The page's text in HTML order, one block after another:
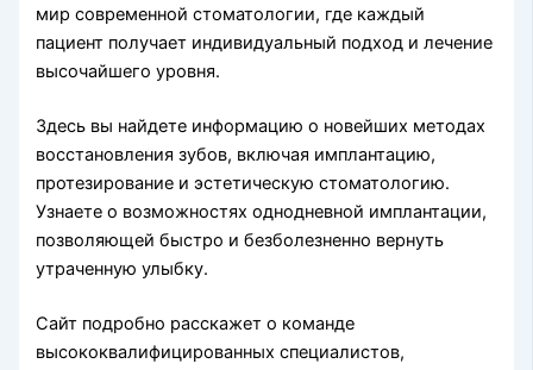
мир современной стоматологии, где каждый
пациент получает индивидуальный подход и лечение
высочайшего уровня.
Здесь вы найдете информацию о новейших методах
восстановления зубов, включая имплантацию,
протезирование и эстетическую стоматологию.
Узнаете о возможностях однодневной имплантации,
позволяющей быстро и безболезненно вернуть
утраченную улыбку.
Сайт подробно расскажет о команде
высококвалифицированных специалистов,